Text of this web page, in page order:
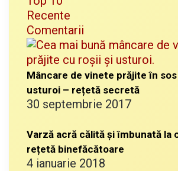
Recente
Comentarii
Mâncare de vinete prăjite în
usturoi – rețetă secretă
30 septembrie 2017
Varză acră călită și îmbunată la
rețetă binefăcătoare
4 ianuarie 2018